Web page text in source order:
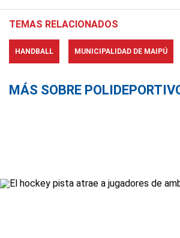
TEMAS RELACIONADOS
HANDBALL MUNICIPALIDAD DE MAIPÚ
MÁS SOBRE